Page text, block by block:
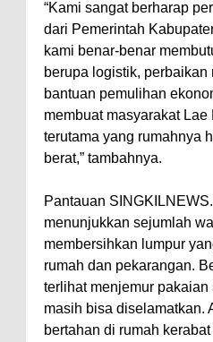
“Kami sangat berharap
dari Pemerintah
kami benar-benar
berupa logistik, perbaikan
bantuan pemulihan
membuat masyarakat Lae
terutama yang rumahnya
berat,” tambahnya.
Pantauan
menunjukkan sejumlah
membersihkan lumpur
rumah dan pekarangan.
terlihat menjemur pakaian
masih bisa diselamatkan.
bertahan di rumah